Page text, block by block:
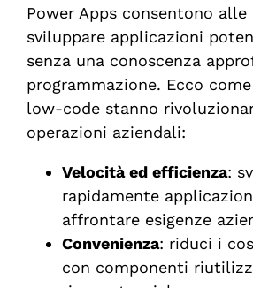
Power Apps consentono alle
sviluppare applicazioni
senza una conoscenza
programmazione. Ecco
low-code stanno
operazioni aziendali:
Velocità ed efficienza:
rapidamente
affrontare esigenze
Convenienza: riduci i
con componenti